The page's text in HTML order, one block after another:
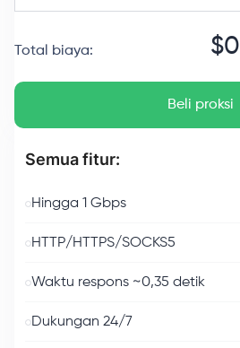
Total biaya: $0
Beli proksi
Semua fitur:
Hingga 1 Gbps
HTTP/HTTPS/SOCKS5
Waktu respons ~0,35 detik
Dukungan 24/7